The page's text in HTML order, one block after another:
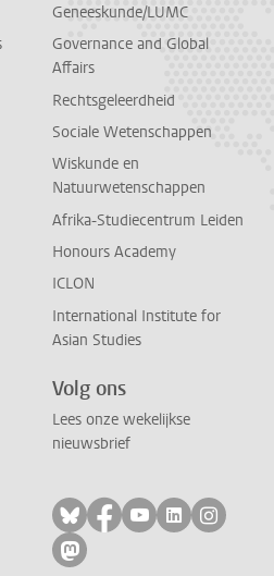
Geneeskunde/LUMC
Governance and Global
Affairs
Rechtsgeleerdheid
Sociale Wetenschappen
Wiskunde en
Natuurwetenschappen
Afrika-Studiecentrum Leiden
Honours Academy
ICLON
International Institute for
Asian Studies
Volg ons
Lees onze wekelijkse
nieuwsbrief
Volg ons op bluesky
Volg ons op
Volg ons op
Volg ons
Volg
Volg ons op mastodon